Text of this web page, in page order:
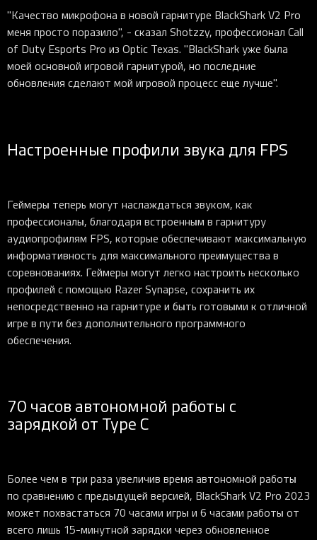
"Качество микрофона в новой гарнитуре BlackShark V2 Pro
меня просто поразило", - сказал Shotzzy, профессионал Call
of Duty Esports Pro из Optic Texas. "BlackShark уже была
моей основной игровой гарнитурой, но последние
обновления сделают мой игровой процесс еще лучше".
Настроенные профили звука для FPS
Геймеры теперь могут наслаждаться звуком, как
профессионалы, благодаря встроенным в гарнитуру
аудиопрофилям FPS, которые обеспечивают максимальную
информативность для максимального преимущества в
соревнованиях. Геймеры могут легко настроить несколько
профилей с помощью Razer Synapse, сохранить их
непосредственно на гарнитуре и быть готовыми к отличной
игре в пути без дополнительного программного
обеспечения.
70 часов автономной работы с
зарядкой от Type C
Более чем в три раза увеличив время автономной работы
по сравнению с предыдущей версией, BlackShark V2 Pro 2023
может похвастаться 70 часами игры и 6 часами работы от
всего лишь 15-минутной зарядки через обновленное